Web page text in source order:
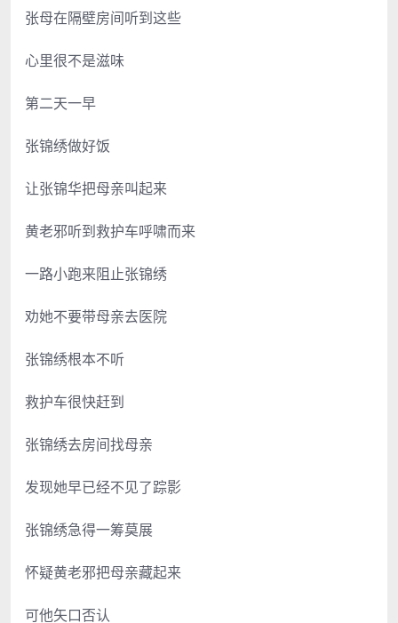
张母在隔壁房间听到这些
心里很不是滋味
第二天一早
张锦绣做好饭
让张锦华把母亲叫起来
黄老邪听到救护车呼啸而来
一路小跑来阻止张锦绣
劝她不要带母亲去医院
张锦绣根本不听
救护车很快赶到
张锦绣去房间找母亲
发现她早已经不见了踪影
张锦绣急得一筹莫展
怀疑黄老邪把母亲藏起来
可他矢口否认